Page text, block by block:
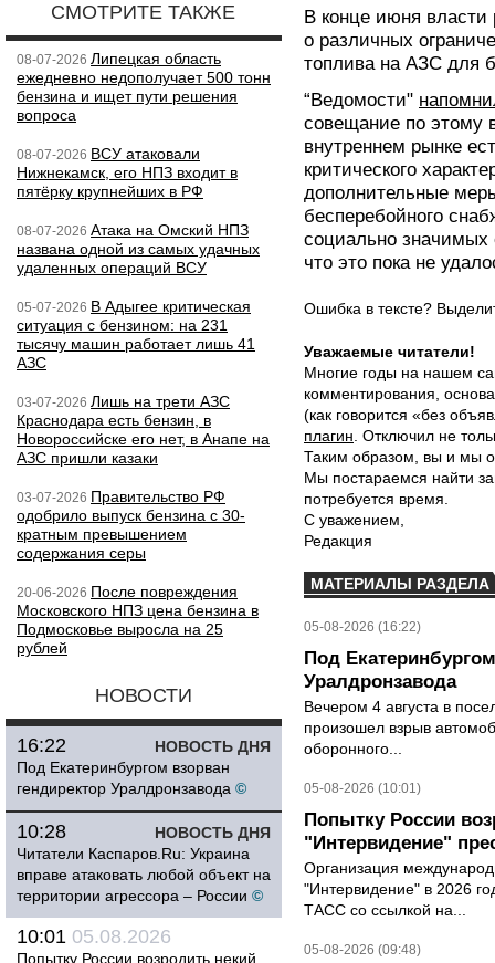
СМОТРИТЕ ТАКЖЕ
08-07-2026 Липецкая область
ежедневно недополучает 500 тонн
бензина и ищет пути решения
вопроса
08-07-2026 ВСУ атаковали
Нижнекамск, его НПЗ входит в
пятёрку крупнейших в РФ
08-07-2026 Атака на Омский НПЗ
названа одной из самых удачных
удаленных операций ВСУ
05-07-2026 В Адыгее критическая
ситуация с бензином: на 231
тысячу машин работает лишь 41
АЗС
03-07-2026 Лишь на трети АЗС
Краснодара есть бензин, в
Новороссийске его нет, в Анапе на
АЗС пришли казаки
03-07-2026 Правительство РФ
одобрило выпуск бензина с 30-
кратным превышением
содержания серы
20-06-2026 После повреждения
Московского НПЗ цена бензина в
Подмосковье выросла на 25
рублей
НОВОСТИ
НОВОСТЬ ДНЯ
16:22
Под Екатеринбургом взорван
гендиректор Уралдронзавода ©
НОВОСТЬ ДНЯ
10:28
Читатели Каспаров.Ru: Украина
вправе атаковать любой объект на
территории агрессора – России ©
10:01 05.08.2026
Попытку России возродить некий
В конце июня власти
о различных
топлива на АЗС для
“Ведомости"
совещание по этому
внутреннем рынке
критического
дополнительные
бесперебойного
социально значимых
что это пока не
Ошибка в тексте?
Уважаемые читатели!
Многие годы на нашем
комментирования,
(как говорится «без
плагин . Отключил не
Таким образом, вы и мы
Мы постараемся найти
потребуется время.
С уважением,
Редакция
МАТЕРИАЛЫ РАЗДЕЛА
05-08-2026 (16:22)
Под
Уралдронзавода
Вечером 4 августа в
произошел взрыв
оборонного...
05-08-2026 (10:01)
Попытку России
"Интервидение"
Организация
"Интервидение" в 2026
ТАСС со ссылкой на...
05-08-2026 (09:48)